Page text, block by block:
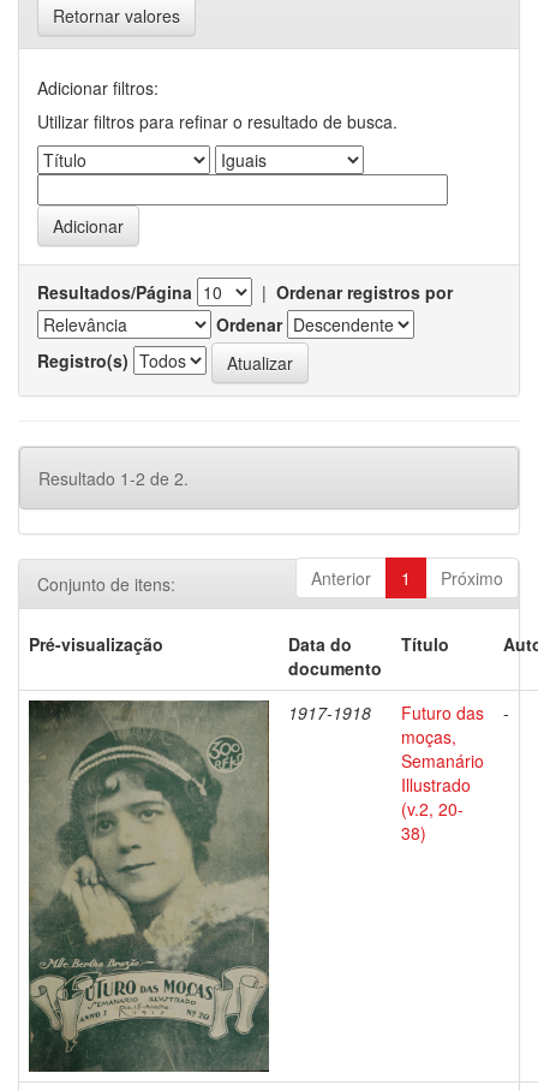
Retornar valores
Adicionar filtros:
Utilizar filtros para refinar o resultado de busca.
Resultados/Página | Ordenar registros por
Ordenar
Registro(s)
Resultado 1-2 de 2.
Anterior 1 Próximo
Conjunto de itens:
Pré-visualização
Data do
documento
Título
1917-1918
Futuro das
moças,
Semanário
Illustrado
(v.2, 20-
38)
-